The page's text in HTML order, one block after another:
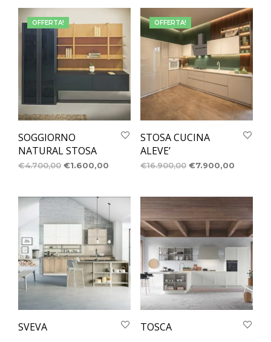
OFFERTA!
SOGGIORNO
NATURAL STOSA
€4.700,00 €1.600,00
OFFERTA!
STOSA CUCINA
ALEVE’
€16.900,00 €7.900,00
SVEVA TOSCA